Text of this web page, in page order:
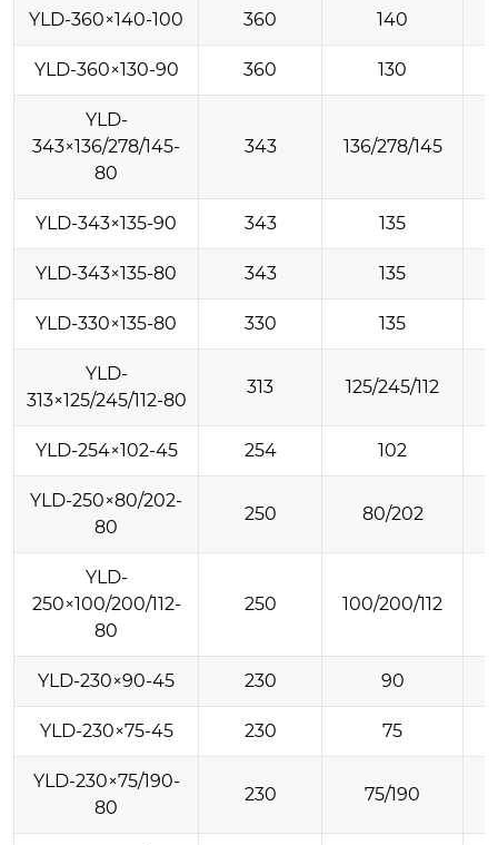
YLD-360×140-100 360 140
YLD-360×130-90 360 130
YLD-
343×136/278/145-
80
343 136/278/145
YLD-343×135-90 343 135
YLD-343×135-80 343 135
YLD-330×135-80 330 135
YLD-
313×125/245/112-80
313 125/245/112
YLD-254×102-45 254 102
YLD-250×80/202-
80
250 80/202
YLD-
250×100/200/112-
80
250 100/200/112
YLD-230×90-45 230 90
YLD-230×75-45 230 75
YLD-230×75/190-
80
230 75/190